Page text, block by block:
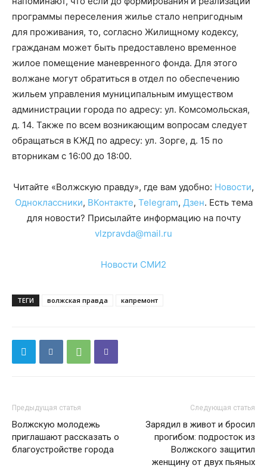
программы переселения жилье стало непригодным
для проживания, то, согласно Жилищному кодексу,
гражданам может быть предоставлено временное
жилое помещение маневренного фонда. Для этого
волжане могут обратиться в отдел по обеспечению
жильем управления муниципальным имуществом
администрации города по адресу: ул. Комсомольская,
д. 14. Также по всем возникающим вопросам следует
обращаться в КЖД по адресу: ул. Зорге, д. 15 по
вторникам с 16:00 до 18:00.
Читайте «Волжскую правду», где вам удобно: Новости,
Одноклассники, ВКонтакте, Telegram, Дзен. Есть тема
для новости? Присылайте информацию на почту
vlzpravda@mail.ru
Новости СМИ2
ТЕГИ волжская правда капремонт
Предыдущая статья
Волжскую молодежь
приглашают рассказать о
благоустройстве города
Следующая статья
Зарядил в живот и бросил
прогибом: подросток из
Волжского защитил
женщину от двух пьяных